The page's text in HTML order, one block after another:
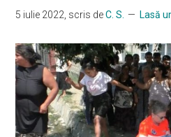
5 iulie 2022 , scris deC. S. Lasă